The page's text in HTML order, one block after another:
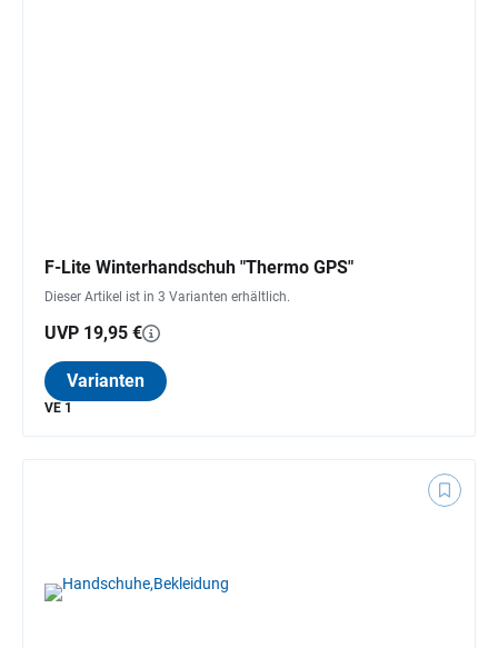
F-Lite Winterhandschuh "Thermo GPS"
Dieser Artikel ist in 3 Varianten erhältlich.
UVP 19,95 €
Varianten
VE 1